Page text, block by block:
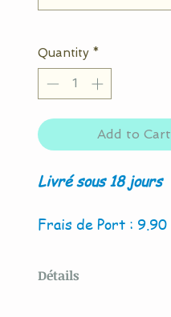
Quantity *
Add to Cart
Livré sous 18 jours
Frais de Port : 9.90
Détails